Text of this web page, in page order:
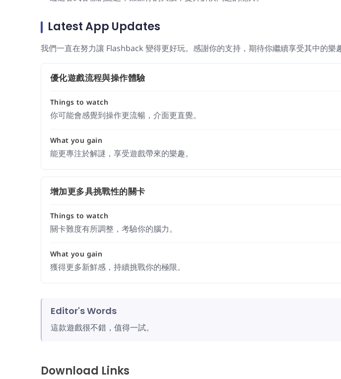
Latest App Updates
我們一直在努力讓 Flashback 變得更好玩。感謝你的支持，期待你繼續享受其中的樂趣
優化遊戲流程與操作體驗
Things to watch
你可能會感覺到操作更流暢，介面更直覺。
What you gain
能更專注於解謎，享受遊戲帶來的樂趣。
增加更多具挑戰性的關卡
Things to watch
關卡難度有所調整，考驗你的腦力。
What you gain
獲得更多新鮮感，持續挑戰你的極限。
Editor's Words
這款遊戲很不錯，值得一試。
Download Links